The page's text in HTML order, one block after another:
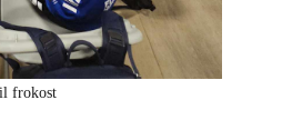
frokost